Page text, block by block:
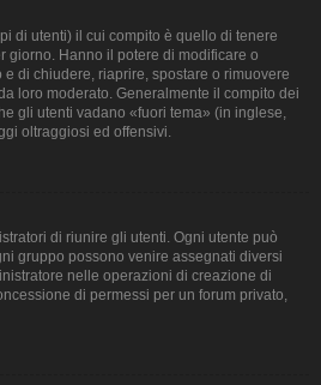
di utenti) il cui compito è quello di tenere
giorno. Hanno il potere di modificare o
di chiudere, riaprire, spostare o rimuovere
loro moderato. Generalmente il compito dei
gli utenti vadano «fuori tema» (in inglese,
oltraggiosi ed offensivi.
di riunire gli utenti. Ogni utente può
gruppo possono venire assegnati diversi
nelle operazioni di creazione di
di permessi per un forum privato,